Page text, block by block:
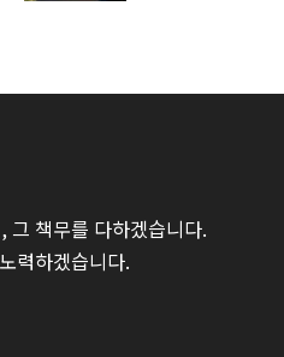
그 책무를 다하겠습니다.
력하겠습니다.